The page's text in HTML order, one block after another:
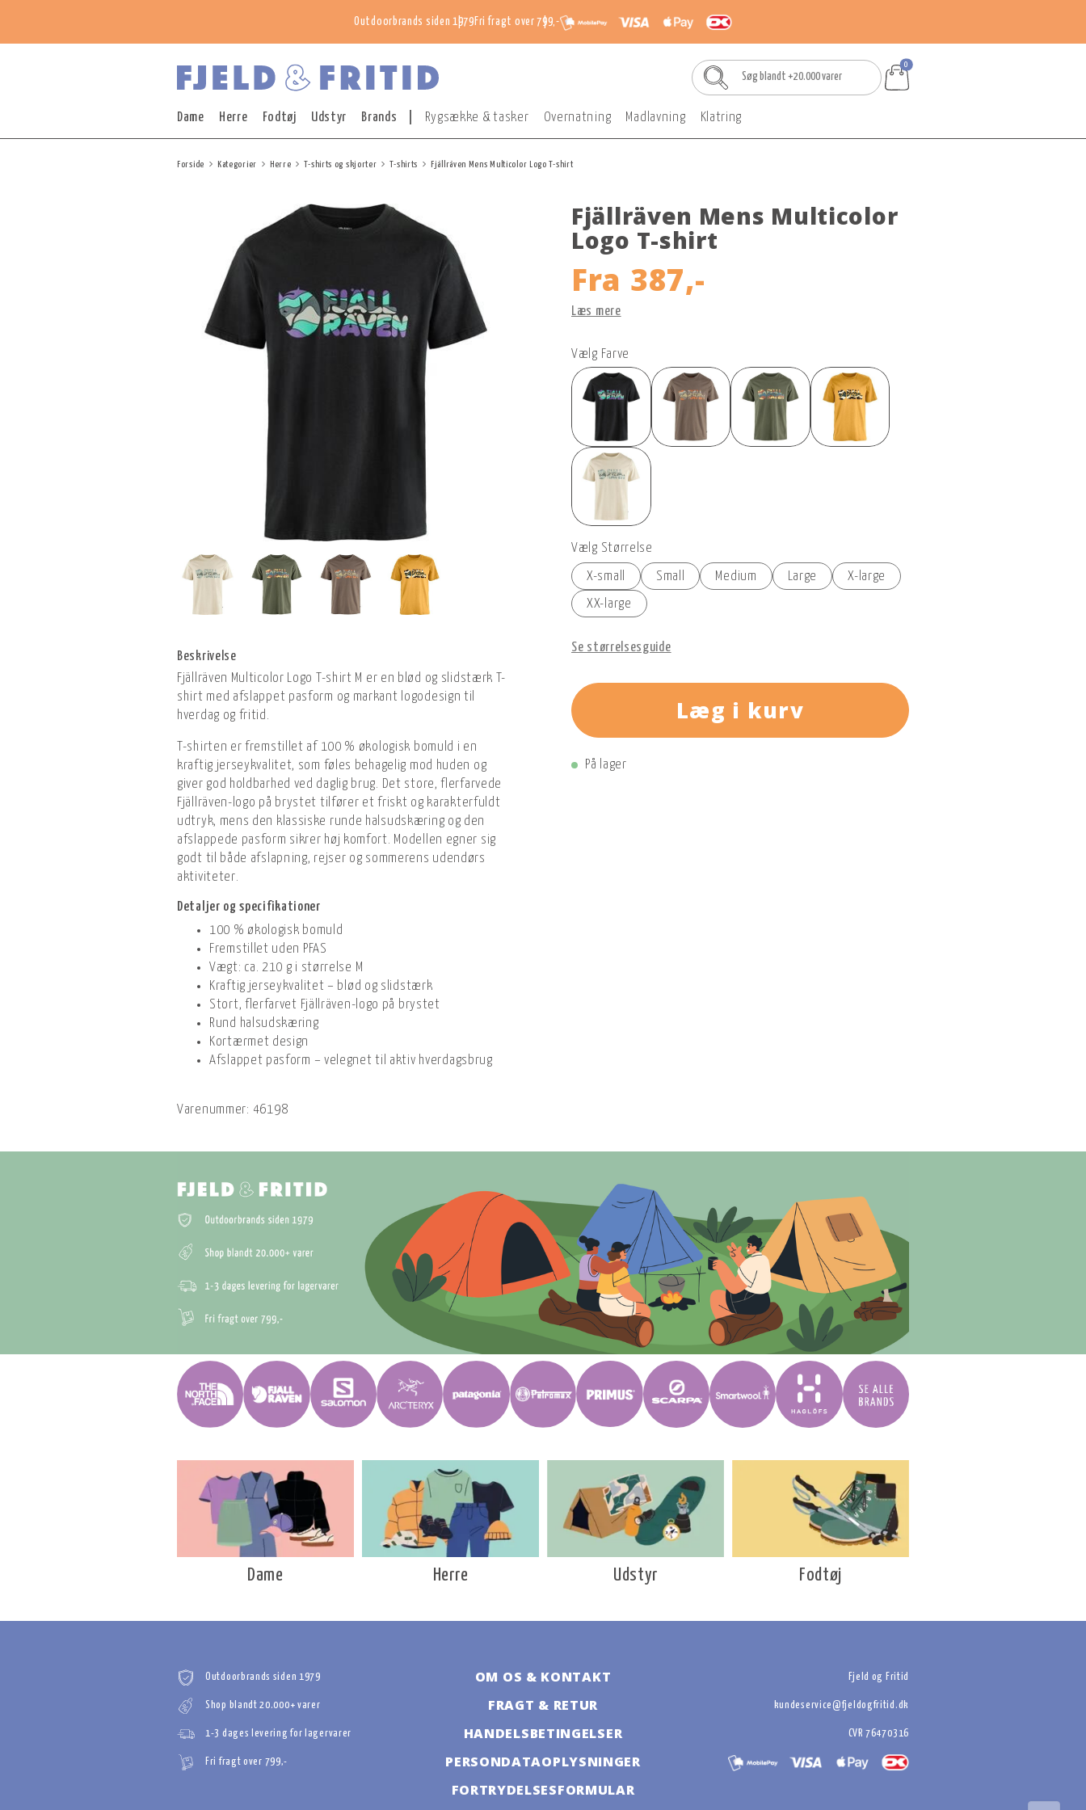
Outdoorbrands siden 1979 Fri fragt over 799,-
0
Dame Herre Fodtøj Udstyr Brands Rygsække & tasker Overnatning Madlavning Klatring
Forside Kategorier Herre T-shirts og skjorter T-shirts Fjällräven Mens Multicolor Logo T-shirt
Beskrivelse
Fjällräven Multicolor Logo T-shirt M er en blød og slidstærk T-
shirt med afslappet pasform og markant logodesign til
hverdag og fritid.
T-shirten er fremstillet af 100 % økologisk bomuld i en
kraftig jerseykvalitet, som føles behagelig mod huden og
giver god holdbarhed ved daglig brug. Det store, flerfarvede
Fjällräven-logo på brystet tilfører et friskt og karakterfuldt
udtryk, mens den klassiske runde halsudskæring og den
afslappede pasform sikrer høj komfort. Modellen egner sig
godt til både afslapning, rejser og sommerens udendørs
aktiviteter.
Detaljer og specifikationer
100 % økologisk bomuld
Fremstillet uden PFAS
Vægt: ca. 210 g i størrelse M
Kraftig jerseykvalitet – blød og slidstærk
Stort, flerfarvet Fjällräven-logo på brystet
Rund halsudskæring
Kortærmet design
Afslappet pasform – velegnet til aktiv hverdagsbrug
Varenummer: 46198
Fjällräven Mens Multicolor
Logo T-shirt
Fra 387,-
Læs mere
Vælg Farve
Vælg Størrelse
X-small Small Medium Large
X-large
XX-large
Se størrelsesguide
Læg i kurv
På lager
Dame Herre Udstyr Fodtøj
Outdoorbrands siden 1979
Shop blandt 20.000+ varer
1-3 dages levering for lagervarer
Fri fragt over 799,-
OM OS & KONTAKT
FRAGT & RETUR
HANDELSBETINGELSER
PERSONDATAOPLYSNINGER
FORTRYDELSESFORMULAR
Fjeld og Fritid
kundeservice@fjeldogfritid.dk
CVR 76470316